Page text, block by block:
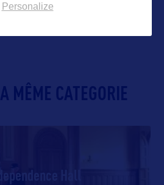
MÊME CATEGORIE
Hall
Personalize